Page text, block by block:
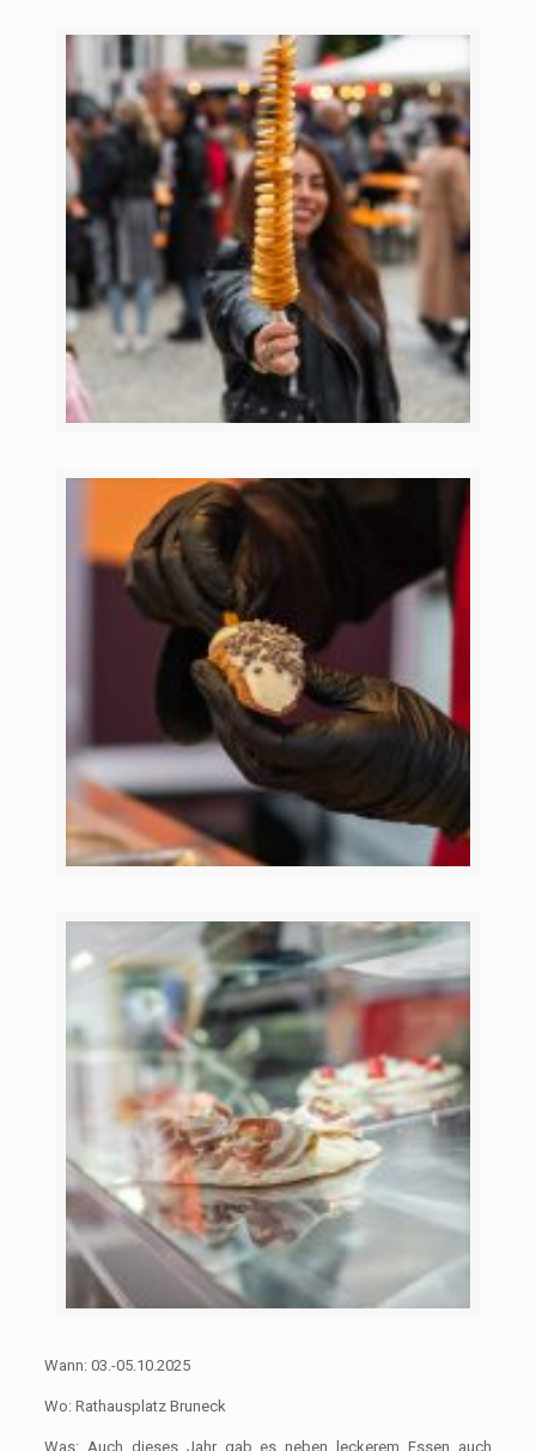
Wann: 03.-05.10.2025
Wo: Rathausplatz Bruneck
Was: Auch dieses Jahr gab es neben leckerem Essen auch